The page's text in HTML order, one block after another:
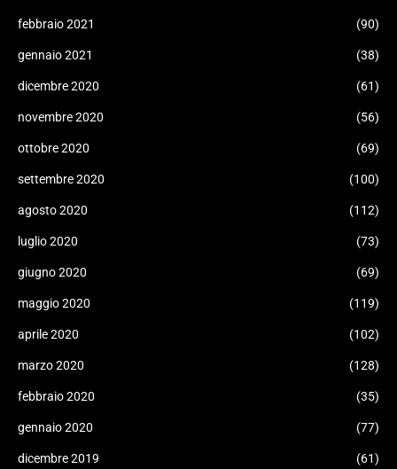
febbraio 2021 (90)
gennaio 2021 (38)
dicembre 2020 (61)
novembre 2020 (56)
ottobre 2020 (69)
settembre 2020 (100)
agosto 2020 (112)
luglio 2020 (73)
giugno 2020 (69)
maggio 2020 (119)
aprile 2020 (102)
marzo 2020 (128)
febbraio 2020 (35)
gennaio 2020 (77)
dicembre 2019 (61)